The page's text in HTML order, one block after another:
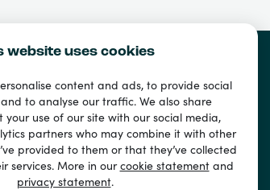
website uses cookies
content and ads, to provide social
to analyse our traffic. We also share
use of our site with our social media,
partners who may combine it with other
provided to them or that they’ve collected
services. More in ourcookie statementand
privacy statement.